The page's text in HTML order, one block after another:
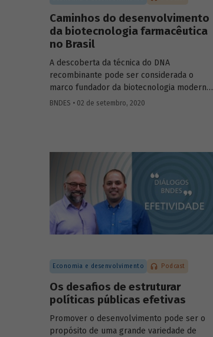
Caminhos do desenvolvimento
da biotecnologia farmacêutica
no Brasil
A descoberta da técnica do DNA
recombinante pode ser considerada o
marco fundador da biotecnologia moderna,
permitindo criar células capazes de
para diagnóstico e de materiais médicos
e odontológicos, assim como em novos
campos como a terapia celular e a terapia
gênica. Entenda como se deu a estratégia
de incorporação da biotecnologia pelo
setor farmacêutico no Brasil.
BNDES • 02 de setembro, 2020
Economia e desenvolvimento Podcast
Os desafios de estruturar
políticas públicas efetivas
Promover o desenvolvimento pode ser o
propósito de uma grande variedade de